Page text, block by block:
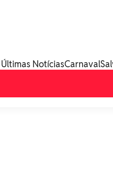
Últimas NotíciasCarnaval